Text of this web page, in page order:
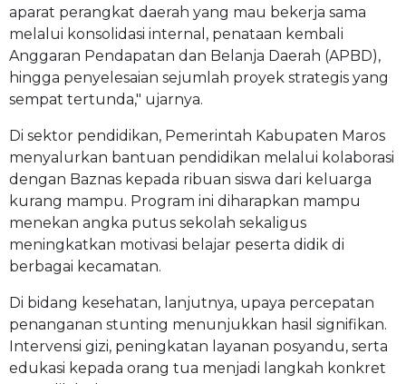
aparat perangkat daerah yang mau bekerja sama
melalui konsolidasi internal, penataan kembali
Anggaran Pendapatan dan Belanja Daerah (APBD),
hingga penyelesaian sejumlah proyek strategis yang
sempat tertunda," ujarnya.
Di sektor pendidikan, Pemerintah Kabupaten Maros
menyalurkan bantuan pendidikan melalui kolaborasi
dengan Baznas kepada ribuan siswa dari keluarga
kurang mampu. Program ini diharapkan mampu
menekan angka putus sekolah sekaligus
meningkatkan motivasi belajar peserta didik di
berbagai kecamatan.
Di bidang kesehatan, lanjutnya, upaya percepatan
penanganan stunting menunjukkan hasil signifikan.
Intervensi gizi, peningkatan layanan posyandu, serta
edukasi kepada orang tua menjadi langkah konkret